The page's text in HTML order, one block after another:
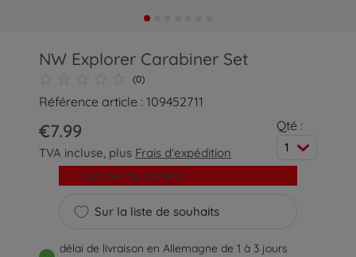
NW Explorer Carabiner Set
(0)
Référence article : 109452711
€7.99
TVA incluse, plus Frais d'expédition
Qté :
1
Sur la liste de souhaits
Ajouter au panier
délai de livraison en Allemagne de 1 à 3 jours